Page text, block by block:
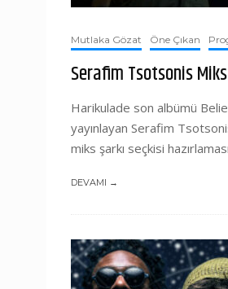
Mutlaka Gözat Öne Çıkan
Serafim Tsotsonis Miks
Harikulade son albümü
yayınlayan Serafim
miks şarkı seçkisi
DEVAMI →